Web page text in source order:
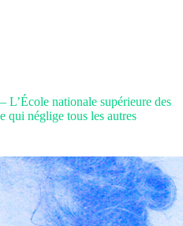
nationale supérieure des
qui néglige tous les autres